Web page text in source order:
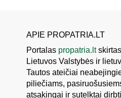
APIE PROPATRIA.LT
Portalas propatria.ltskirtas
Lietuvos Valstybės ir
Tautos ateičiai
piliečiams,
atsakingai ir sutelktai dirbti